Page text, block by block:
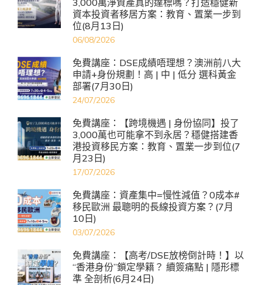
資本投資者移居方案：教育、置業一步到
位(8月13日)
06/08/2026
免費講座：DSE成績唔理想？澳洲前八大
申請+身份規劃！高 | 中 | 低分 選科黃金
部署(7月30日)
24/07/2026
免費講座：【跨境機遇 | 身份協同】投了
3,000萬也可能拿不到永居？穩健搭建香
港投資移民方案：教育、置業一步到位(7
月23日)
17/07/2026
免費講座：資產集中=慢性減值？0成本#
移民歐洲 最聰明的長線投資方案？(7月
10日)
03/07/2026
免費講座：【高考/DSE放榜倒計時！】以
“香港身份”鎖定學籍？ 續簽痛點 | 隱形標
準 全剖析(6月24日)